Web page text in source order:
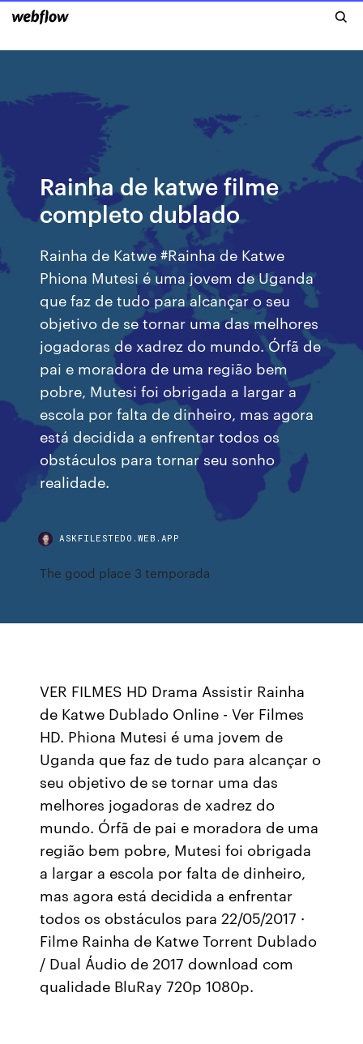
Rainha de katwe filme
completo dublado
Rainha de Katwe #Rainha de Katwe
Phiona Mutesi é uma jovem de Uganda
que faz de tudo para alcançar o seu
objetivo de se tornar uma das melhores
jogadoras de xadrez do mundo. Órfã de
pai e moradora de uma região bem
pobre, Mutesi foi obrigada a largar a
escola por falta de dinheiro, mas agora
está decidida a enfrentar todos os
obstáculos para tornar seu sonho
realidade.
ASKFILESTEDO.WEB.APP
The good place 3 temporada
VER FILMES HD Drama Assistir Rainha
de Katwe Dublado Online - Ver Filmes
HD. Phiona Mutesi é uma jovem de
Uganda que faz de tudo para alcançar o
seu objetivo de se tornar uma das
melhores jogadoras de xadrez do
mundo. Órfã de pai e moradora de uma
região bem pobre, Mutesi foi obrigada
a largar a escola por falta de dinheiro,
mas agora está decidida a enfrentar
todos os obstáculos para 22/05/2017 ·
Filme Rainha de Katwe Torrent Dublado
/ Dual Áudio de 2017 download com
qualidade BluRay 720p 1080p.